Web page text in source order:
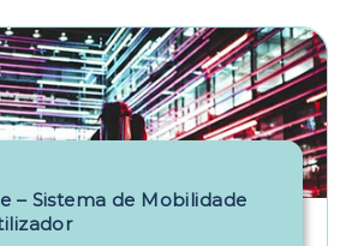
– Sistema de Mobilidade